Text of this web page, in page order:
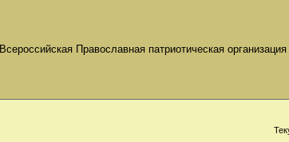
Всероссийская Православная патриотическая